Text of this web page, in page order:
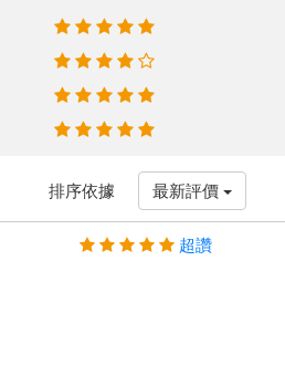
排序依據 最新評價
超讚